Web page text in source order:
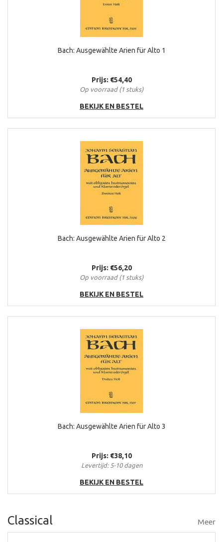
Bach: Ausgewählte Arien für Alto 1
Prijs: €54,40
Op voorraad (1 stuks)
BEKIJK EN BESTEL
Bach: Ausgewählte Arien für Alto 2
Prijs: €56,20
Op voorraad (1 stuks)
BEKIJK EN BESTEL
Bach: Ausgewählte Arien für Alto 3
Prijs: €38,10
Levertijd: 5-10 dagen
BEKIJK EN BESTEL
Meer
Classical